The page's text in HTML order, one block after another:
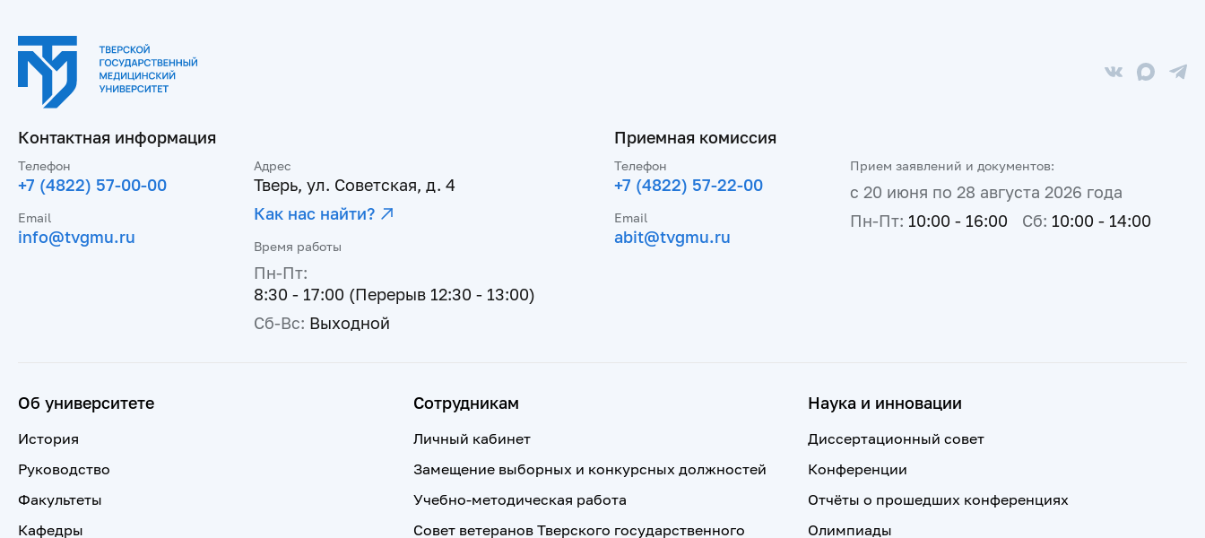
Контактная информация
Телефон
+7 (4822) 57-00-00
Email
info@tvgmu.ru
Адрес
Тверь, ул. Советская, д. 4
Как нас найти?
Время работы
Пн-Пт:
8:30 - 17:00 (Перерыв 12:30 - 13:00)
Сб-Вс: Выходной
Приемная комиссия
Телефон
+7 (4822) 57-22-00
Email
abit@tvgmu.ru
Прием заявлений и документов:
с 20 июня по 28 августа 2026 года
Пн-Пт: 10:00 - 16:00 Сб: 10:00 - 14:00
Об университете
История
Руководство
Факультеты
Кафедры
Сотрудникам
Личный кабинет
Замещение выборных и конкурсных должностей
Учебно-методическая работа
Совет ветеранов Тверского государственного
Наука и инновации
Диссертационный совет
Конференции
Отчёты о прошедших конференциях
Олимпиады